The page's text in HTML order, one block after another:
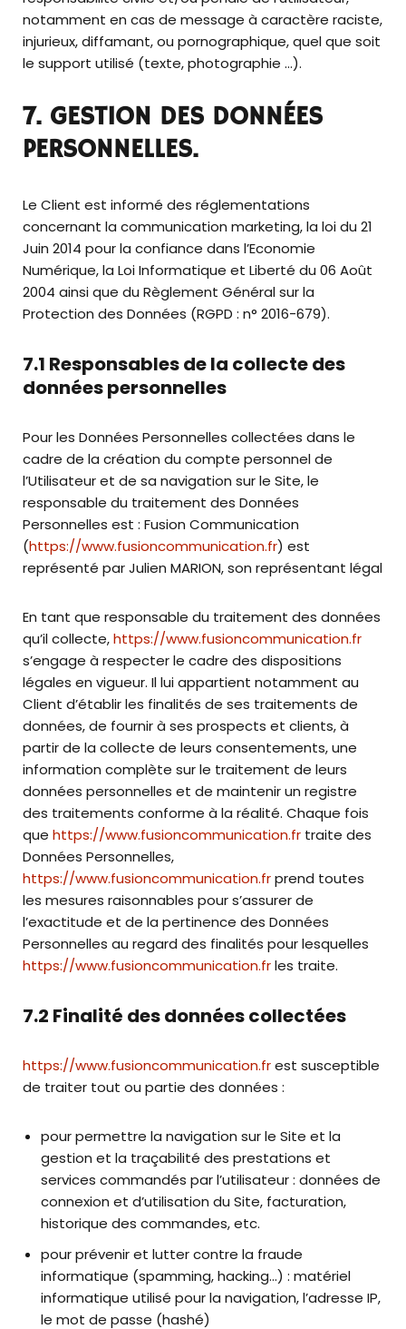
notamment en cas de message à caractère raciste,
injurieux, diffamant, ou pornographique, quel que soit
le support utilisé (texte, photographie …).
7. GESTION DES DONNÉES
PERSONNELLES.
Le Client est informé des réglementations
concernant la communication marketing, la loi du 21
Juin 2014 pour la confiance dans l’Economie
Numérique, la Loi Informatique et Liberté du 06 Août
2004 ainsi que du Règlement Général sur la
Protection des Données (RGPD : n° 2016-679).
7.1 Responsables de la collecte des
données personnelles
Pour les Données Personnelles collectées dans le
cadre de la création du compte personnel de
l’Utilisateur et de sa navigation sur le Site, le
responsable du traitement des Données
Personnelles est : Fusion Communication
(https://www.fusioncommunication.fr) est
représenté par Julien MARION, son représentant légal
En tant que responsable du traitement des données
qu’il collecte,https://www.fusioncommunication.fr
s’engage à respecter le cadre des dispositions
légales en vigueur. Il lui appartient notamment au
Client d’établir les finalités de ses traitements de
données, de fournir à ses prospects et clients, à
partir de la collecte de leurs consentements, une
information complète sur le traitement de leurs
données personnelles et de maintenir un registre
des traitements conforme à la réalité. Chaque fois
que https://www.fusioncommunication.fr traite des
Données Personnelles,
https://www.fusioncommunication.frprend toutes
les mesures raisonnables pour s’assurer de
l’exactitude et de la pertinence des Données
Personnelles au regard des finalités pour lesquelles
https://www.fusioncommunication.frles traite.
7.2 Finalité des données collectées
https://www.fusioncommunication.frest susceptible
de traiter tout ou partie des données :
pour permettre la navigation sur le Site et la
gestion et la traçabilité des prestations et
services commandés par l’utilisateur : données de
connexion et d’utilisation du Site, facturation,
historique des commandes, etc.
pour prévenir et lutter contre la fraude
informatique (spamming, hacking…) : matériel
informatique utilisé pour la navigation, l’adresse IP,
le mot de passe (hashé)